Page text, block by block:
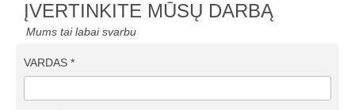
ĮVERTINKITE MŪSŲ DARBĄ
Mums tai labai svarbu
VARDAS *